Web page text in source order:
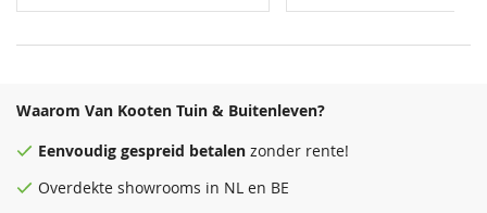
Waarom Van Kooten Tuin & Buitenleven?
Eenvoudig gespreid betalen zonder rente!
Overdekte showrooms in NL en BE